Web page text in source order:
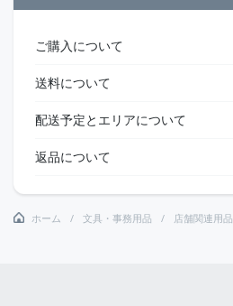
ご購入について
送料について
配送予定とエリアについて
返品について
ホーム 文具・事務用品 店舗関連用品